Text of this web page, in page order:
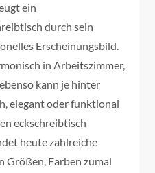
ein
durch sein
Erscheinungsbild.
in Arbeitszimmer,
kann je hinter
elegant oder funktional
eckschreibtisch
heute zahlreiche
Größen, Farben zumal